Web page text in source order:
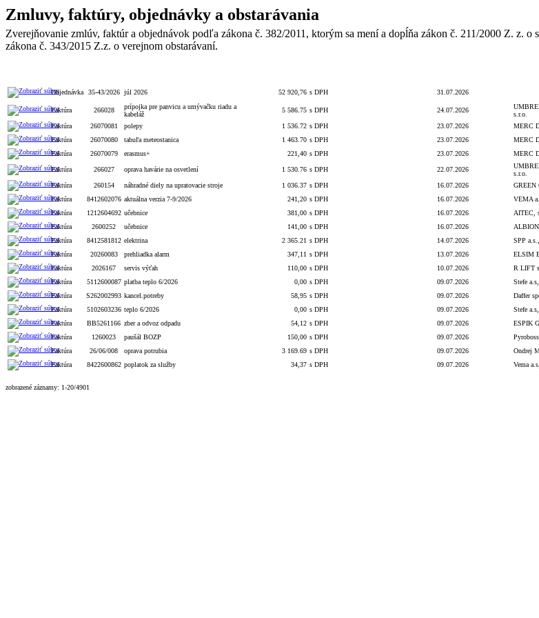
Zmluvy, faktúry, objednávky a obstarávania
Zverejňovanie zmlúv, faktúr a objednávok podľa zákona č. 382/2011, ktorým sa mení a dopĺňa zákon č. 211/2000 Z. z.
zákona č. 343/2015 Z.z. o verejnom obstarávaní.
Objednávka
35-43/2026 júl 2026 52 920,76 s DPH 31.07.2026
Faktúra 266028
prípojka pre panvicu a umývačku riadu a
kabeláž
5 586.75 s DPH 24.07.2026
s.r.o.
Faktúra 26070081 polepy 1 536.72 s DPH 23.07.2026 MERC
Faktúra
26070080 tabuľa meteostanica 1 463.70 s DPH 23.07.2026 MERC
Faktúra
26070079 erasmus+ 221,40 s DPH 23.07.2026 MERC
Faktúra 266027 oprava havárie na osvetlení 1 530.76 s DPH 22.07.2026
s.r.o.
Faktúra 260154 náhradné diely na upratovacie stroje 1 036.37 s DPH 16.07.2026 GREEN
Faktúra
8412602076 aktuálna verzia 7-9/2026 241,20 s DPH 16.07.2026 VEMA
Faktúra
1212604692 učebnice 381,00 s DPH 16.07.2026 AITEC,
Faktúra
2600252 učebnice 141,00 s DPH 16.07.2026
Faktúra
8412581812 elektrina 2 365.21 s DPH 14.07.2026 SPP
Faktúra
20260083 prehliadka alarm 347,11 s DPH 13.07.2026 ELSIM
Faktúra
2026167 servis výťah 110,00 s DPH 10.07.2026 R LIFT
Faktúra
5112600087 platba teplo 6/2026 0,00 s DPH 09.07.2026 Stefe
Faktúra
S262002993 kancel.potreby 58,95 s DPH 09.07.2026 Daffer
Faktúra
5102603236 teplo 6/2026 0,00 s DPH 09.07.2026 Stefe
Faktúra
BB5261166 zber a odvoz odpadu 54,12 s DPH 09.07.2026 ESPIK
Faktúra
1260023 paušál BOZP 150,00 s DPH 09.07.2026
Faktúra
26/06/008 oprava potrubia 3 169.69 s DPH 09.07.2026 Ondrej
Faktúra
8422600862 poplatok za služby 34,37 s DPH 09.07.2026 Vema
zobrazené záznamy: 1-20/4901